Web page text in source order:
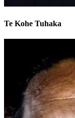
Te Kohe Tuhaka